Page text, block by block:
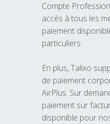
Compte
accès à tous les
paiement
particuliers.
En plus, Talixo
de paiement
AirPlus. Sur
paiement sur
disponible pour